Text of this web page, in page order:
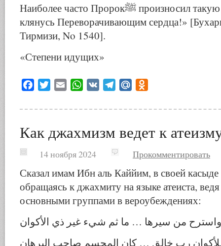
Наиболее часто Пророкﷺ произносил такую клятву: «Нет,
клянусь Переворачивающим сердца!»
Тирмизи, No 1540].
«Степени идущих»
Facebook
Twitter Email WhatsApp
VK TelegramMail.Ru
Как джахмизм ведет к
14 ноября 2024 Прокомментировать
Сказал имам Ибн аль Каййим, в своей
обращаясь к джахмиту на языке атеиста,
основными группами в вероубеждениях:
من سيرها … ما ثم شيء غير ذي الأكوان
رب خالق … كان المجسم صاحب البرهان